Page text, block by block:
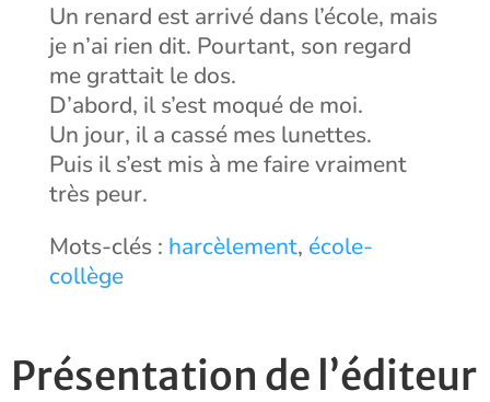
Un renard est arrivé dans l’école, mais
je n’ai rien dit. Pourtant, son regard
me grattait le dos.
D’abord, il s’est moqué de moi.
Un jour, il a cassé mes lunettes.
Puis il s’est mis à me faire vraiment
très peur.
Mots-clés : harcèlement, école-
collège
Présentation de l’éditeur